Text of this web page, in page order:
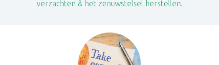
verzachten & het zenuwstelsel herstellen.